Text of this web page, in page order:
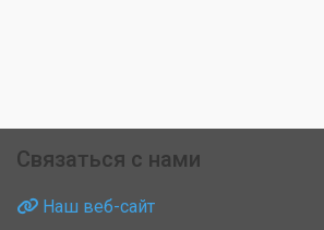
Связаться с нами
Наш веб-сайт